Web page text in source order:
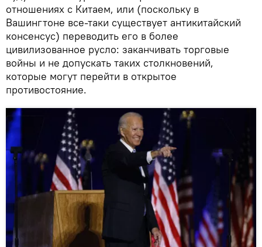
отношениях с Китаем, или (поскольку в
Вашингтоне все-таки существует антикитайский
консенсус) переводить его в более
цивилизованное русло: заканчивать торговые
войны и не допускать таких столкновений,
которые могут перейти в открытое
противостояние.